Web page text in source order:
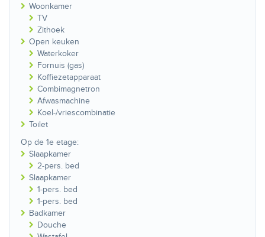
Woonkamer
TV
Zithoek
Open keuken
Waterkoker
Fornuis (gas)
Koffiezetapparaat
Combimagnetron
Afwasmachine
Koel-/vriescombinatie
Toilet
Op de 1e etage:
Slaapkamer
2-pers. bed
Slaapkamer
1-pers. bed
1-pers. bed
Badkamer
Douche